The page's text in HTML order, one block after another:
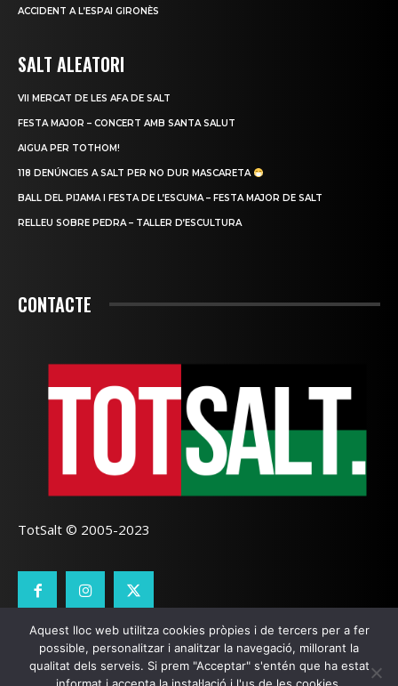
ACCIDENT A L’ESPAI GIRONÈS
SALT ALEATORI
VII MERCAT DE LES AFA DE SALT
FESTA MAJOR – CONCERT AMB SANTA SALUT
AIGUA PER TOTHOM!
118 DENÚNCIES A SALT PER NO DUR MASCARETA
BALL DEL PIJAMA I FESTA DE L’ESCUMA – FESTA MAJOR DE SALT
RELLEU SOBRE PEDRA – TALLER D’ESCULTURA
CONTACTE
TotSalt © 2005-2023
CONTACTE TOTSALT AVÍS LEGAL GALETES
SEO LOCALI PÀGINES WEB GIRONA ZOOOMWEB
Aquest lloc web utilitza cookies pròpies i de tercers per a fer
possible, personalitzar i analitzar la navegació, millorant la
qualitat dels serveis. Si prem "Acceptar" s'entén que ha estat